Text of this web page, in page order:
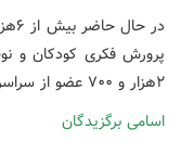
پرورش فکری کودکان و
۲‌هزار و ۷۰۰ عضو از سراسر کشور شرکت کردند.
اسامی برگزیدگان